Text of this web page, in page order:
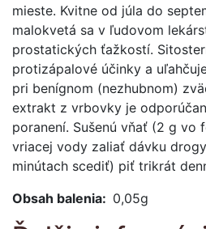
mieste. Kvitne od júla do
malokvetá sa v ľudovom
prostatických ťažkostí.
protizápalové účinky a
pri benígnom (nezhubnom)
extrakt z vrbovky je
poranení. Sušenú vňať (2 g vo
vriacej vody zaliať dávku
minútach scediť) piť trikrát
Obsah balenia: 0,05g